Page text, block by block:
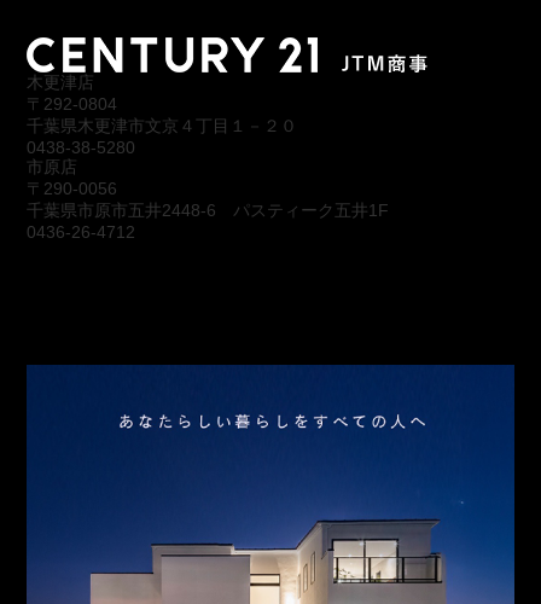
木更津店
〒292-0804
千葉県木更津市文京４丁目１－２０
0438-38-5280
市原店
〒290-0056
千葉県市原市五井2448-6 パスティーク五井1F
0436-26-4712